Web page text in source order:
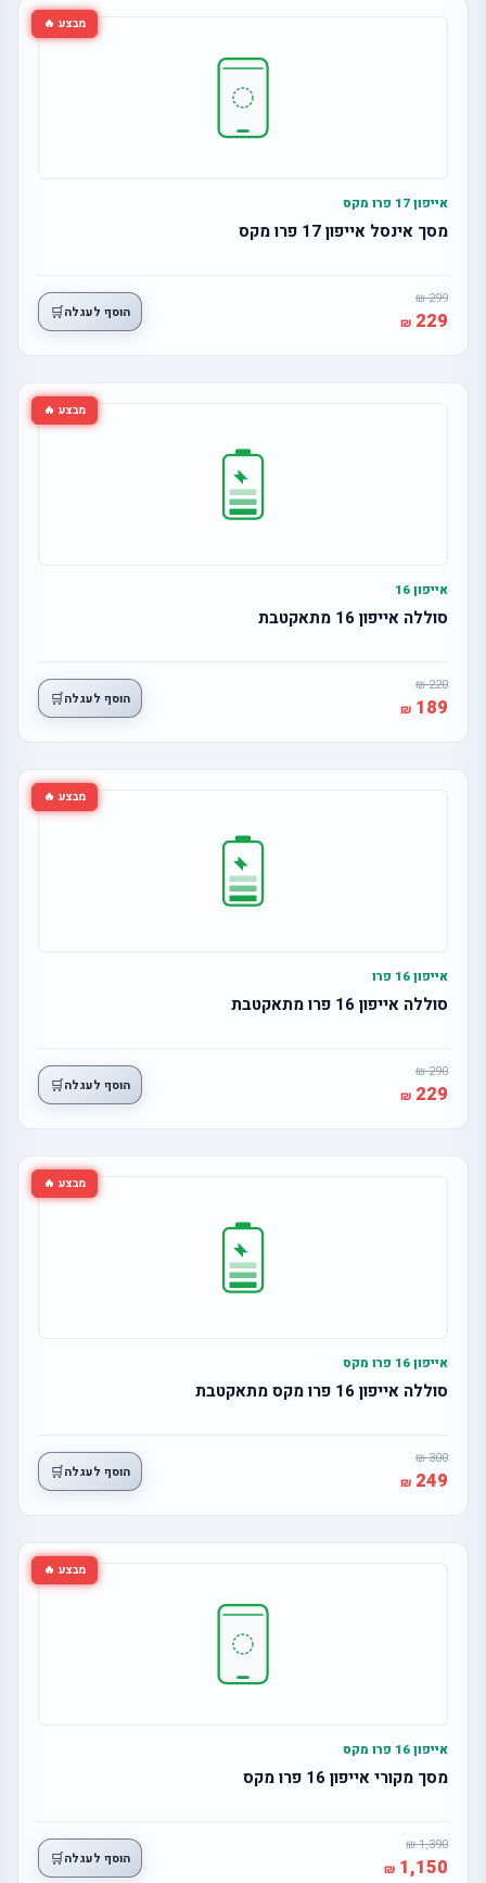
מבצע 🔥
אייפון 17 פרו מקס
מסך אינסל אייפון 17 פרו מקס
299
229 הוסף לעגלה🛒
מבצע 🔥
אייפון 16
סוללה אייפון 16 מתאקטבת
220
189 הוסף לעגלה🛒
מבצע 🔥
אייפון 16 פרו
סוללה אייפון 16 פרו מתאקטבת
290
229 הוסף לעגלה🛒
מבצע 🔥
אייפון 16 פרו מקס
סוללה אייפון 16 פרו מקס מתאקטבת
300
249 הוסף לעגלה🛒
מבצע 🔥
אייפון 16 פרו מקס
מסך מקורי אייפון 16 פרו מקס
1,390
1,150 הוסף לעגלה🛒